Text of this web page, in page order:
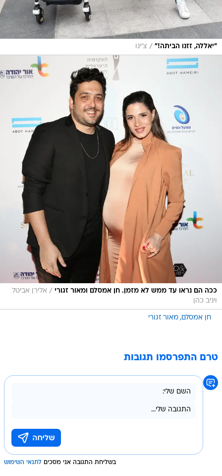
"יאללה, זזנו הביתה!" / צ'ינו
ככה הם נראו עד ממש לא מזמן. חן אמסלם ומאור זגורי / אלירן אביטל
ויניב כהן
חן אמסלם מאור זגורי
טרם התפרסמו תגובות
בשליחת התגובה אני מסכים לתנאי השימוש